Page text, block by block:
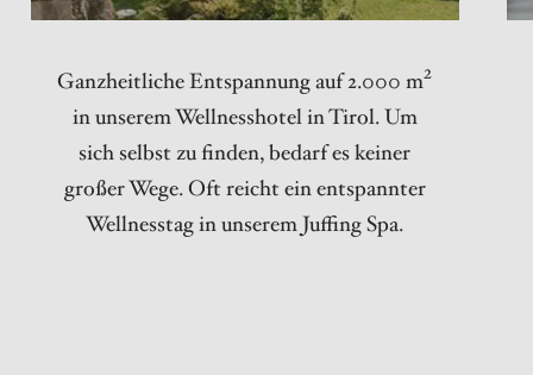
Ganzheitliche Entspannung auf 2.000 m²
in unserem Wellnesshotel in Tirol. Um
sich selbst zu finden, bedarf es keiner
großer Wege. Oft reicht ein entspannter
Wellnesstag in unserem Juffing Spa.